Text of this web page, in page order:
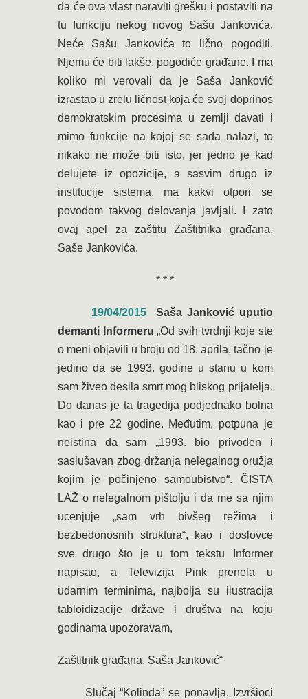
da će ova vlast naraviti grešku i postaviti na
tu funkciju nekog novog Sašu Jankovića.
Neće Sašu Jankovića to lično pogoditi.
Njemu će biti lakše, pogodiće građane. I ma
koliko mi verovali da je Saša Janković
izrastao u zrelu ličnost koja će svoj doprinos
demokratskim procesima u zemlji davati i
mimo funkcije na kojoj se sada nalazi, to
nikako ne može biti isto, jer jedno je kad
delujete iz opozicije, a sasvim drugo iz
institucije sistema, ma kakvi otpori se
povodom takvog delovanja javljali. I zato
ovaj apel za zaštitu Zaštitnika građana,
Saše Jankovića.
* * *
19/04/2015
Saša Janković uputio
demanti Informeru„Od svih tvrdnji koje ste
o meni objavili u broju od 18. aprila, tačno je
jedino da se 1993. godine u stanu u kom
sam živeo desila smrt mog bliskog prijatelja.
Do danas je ta tragedija podjednako bolna
kao i pre 22 godine. Međutim, potpuna je
neistina da sam „1993. bio privođen i
saslušavan zbog držanja nelegalnog oružja
kojim je počinjeno samoubistvo“. ČISTA
LAŽ o nelegalnom pištolju i da me sa njim
ucenjuje „sam vrh bivšeg režima i
bezbedonosnih struktura“, kao i doslovce
sve drugo što je u tom tekstu Informer
napisao, a Televizija Pink prenela u
udarnim terminima, najbolja su ilustracija
tabloidizacije države i društva na koju
godinama upozoravam,
Zaštitnik građana, Saša Janković“
Slučaj “Kolinda” se ponavlja. Izvršioci